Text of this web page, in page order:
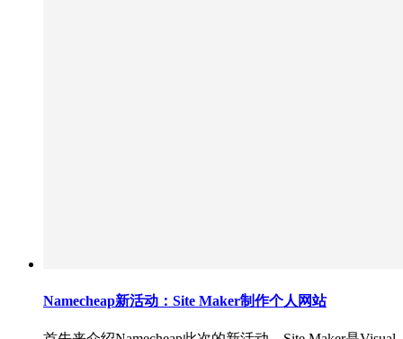
Namecheap新活动：Site Maker制作个人网站